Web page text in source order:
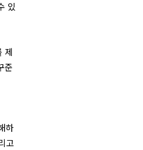
있
제
준
하
고